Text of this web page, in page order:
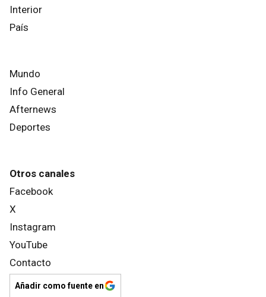
Interior
País
Mundo
Info General
Afternews
Deportes
Otros canales
Facebook
X
Instagram
YouTube
Contacto
Añadir como fuente en